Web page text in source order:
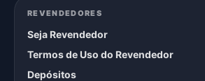
REVENDEDORES
Seja Revendedor
Termos de Uso do Revendedor
Depósitos